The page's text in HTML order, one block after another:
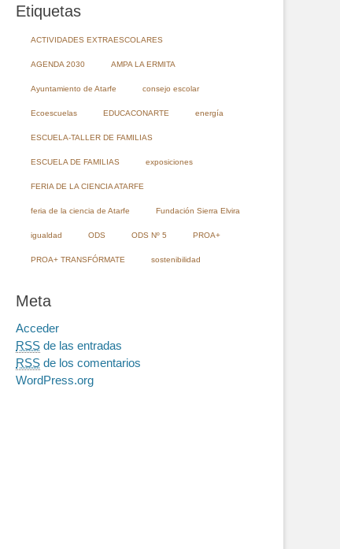
Etiquetas
ACTIVIDADES EXTRAESCOLARES
AGENDA 2030 AMPA LA ERMITA
Ayuntamiento de Atarfe consejo escolar
Ecoescuelas EDUCACONARTE energía
ESCUELA-TALLER DE FAMILIAS
ESCUELA DE FAMILIAS exposiciones
FERIA DE LA CIENCIA ATARFE
feria de la ciencia de Atarfe Fundación Sierra Elvira
igualdad ODS ODS Nº 5 PROA+
PROA+ TRANSFÓRMATE sostenibilidad
Meta
Acceder
RSS de las entradas
RSS de los comentarios
WordPress.org